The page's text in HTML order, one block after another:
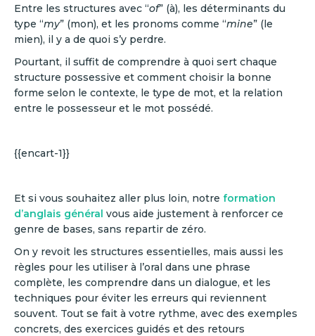
Entre les structures avec “of” (à), les déterminants du
type “my” (mon), et les pronoms comme “mine” (le
mien), il y a de quoi s’y perdre.
Pourtant, il suffit de comprendre à quoi sert chaque
structure possessive et comment choisir la bonne
forme selon le contexte, le type de mot, et la relation
entre le possesseur et le mot possédé.
{{encart-1}}
Et si vous souhaitez aller plus loin, notre formation
d’anglais général vous aide justement à renforcer ce
genre de bases, sans repartir de zéro.
On y revoit les structures essentielles, mais aussi les
règles pour les utiliser à l’oral dans une phrase
complète, les comprendre dans un dialogue, et les
techniques pour éviter les erreurs qui reviennent
souvent. Tout se fait à votre rythme, avec des exemples
concrets, des exercices guidés et des retours